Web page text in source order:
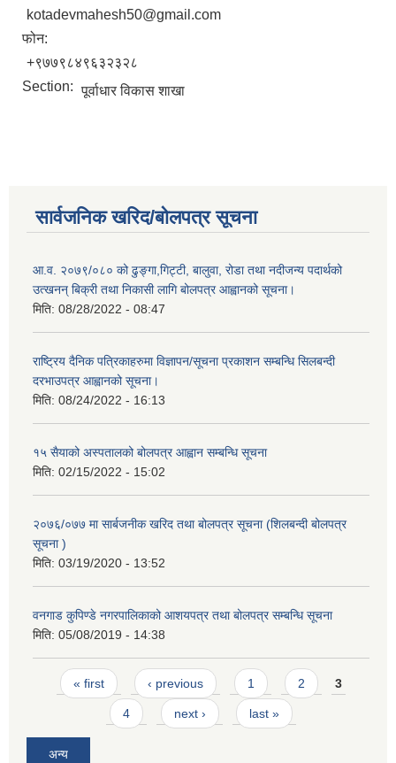
kotadevmahesh50@gmail.com
फोन:
+९७७९८४९६३२३२८
Section: पूर्वाधार विकास शाखा
सार्वजनिक खरिद/बोलपत्र सूचना
आ.व. २०७९/०८० को ढुङ्गा,गिट्टी, बालुवा, रोडा तथा नदीजन्य पदार्थको
उत्खनन् बिक्री तथा निकासी लागि बोलपत्र आह्वानको सूचना।
मिति: 08/28/2022 - 08:47
राष्ट्रिय दैनिक पत्रिकाहरुमा विज्ञापन/सूचना प्रकाशन सम्बन्धि सिलबन्दी
दरभाउपत्र आह्वानको सूचना।
मिति: 08/24/2022 - 16:13
१५ सैयाको अस्पतालको बोलपत्र आह्वान सम्बन्धि सूचना
मिति: 02/15/2022 - 15:02
२०७६/०७७ मा सार्बजनीक खरिद तथा बोलपत्र सूचना (शिलबन्दी बोलपत्र
सूचना )
मिति: 03/19/2020 - 13:52
वनगाड कुपिण्डे नगरपालिकाको आशयपत्र तथा बोलपत्र सम्बन्धि सूचना
मिति: 05/08/2019 - 14:38
Pages
« first ‹ previous 1 2 3
4 next › last »
अन्य